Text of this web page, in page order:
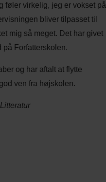
føler virkelig, jeg er vokset på
bliver tilpasset til
mig så meget. Det har givet
på Forfatterskolen.
og har aftalt at flytte
ven fra højskolen.